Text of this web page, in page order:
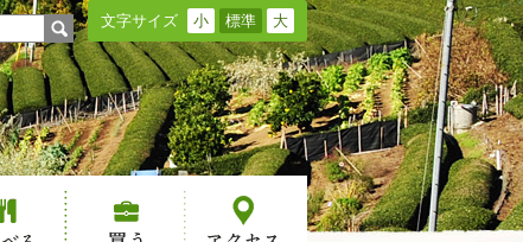
文字サイズ 小 標準 大